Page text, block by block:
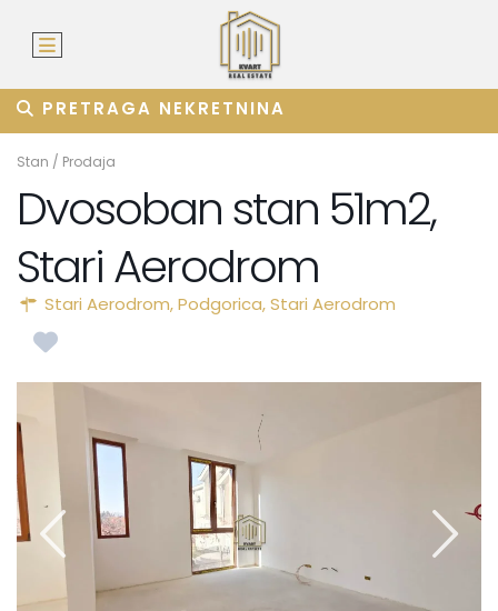
PRETRAGA NEKRETNINA
Stan / Prodaja
Dvosoban stan 51m2,
Stari Aerodrom
Stari Aerodrom,Podgorica,Stari Aerodrom